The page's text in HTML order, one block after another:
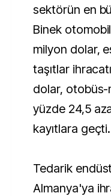
sektörün en
Binek
milyon dolar,
taşıtlar
dolar, otobüs-
yüzde 24,5
kayıtlara geçti.
Tedarik
Almanya'ya